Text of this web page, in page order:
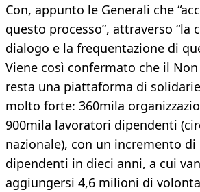
Con, appunto le Generali che
questo processo”, attraverso “la
dialogo e la frequentazione di
Viene così confermato che il
resta una piattaforma di
molto forte: 360mila
900mila lavoratori dipendenti
nazionale), con un incremento
dipendenti in dieci anni, a cui
aggiungersi 4,6 milioni di